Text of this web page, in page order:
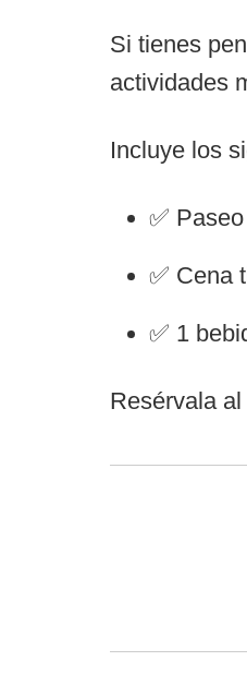
Si tienes
actividades
Incluye los
✅
✅ Cena
✅ 1
Resérvala al